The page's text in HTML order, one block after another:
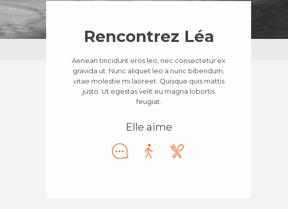
Rencontrez Léa
Aenean tincidunt eros leo, nec consectetur ex
gravida ut. Nunc aliquet leo a nunc bibendum,
vitae molestie mi laoreet. Quisque quis mattis
justo. Ut egestas velit eu magna lobortis
feugiat.
Elle aime